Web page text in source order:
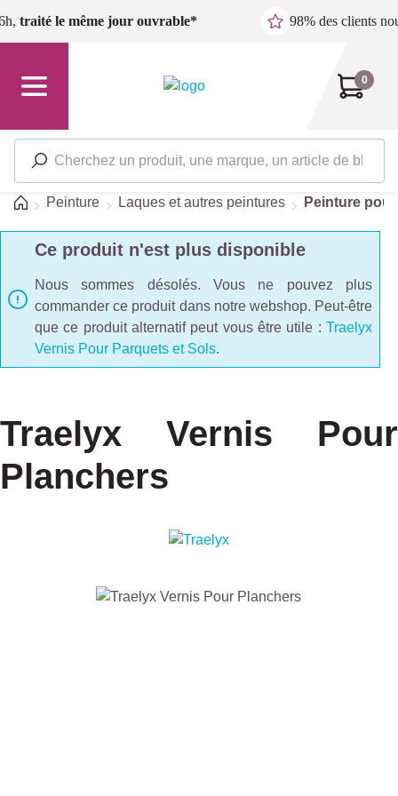
Passer au contenu principal
traité le même jour ouvrable* 98% des clients
0
Accueil
Peinture Laques et autres peintures Peinture
Ce produit n'est plus disponible
Nous sommes désolés. Vous ne pouvez plus
commander ce produit dans notre webshop. Peut-être
que ce produit alternatif peut vous être utile : Traelyx
Vernis Pour Parquets et Sols.
Traelyx Vernis Pour
Planchers
Ignorer la galerie d'images